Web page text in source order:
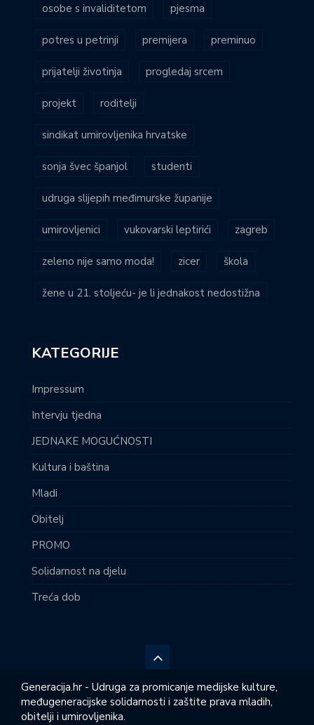
osobe s invaliditetom pjesma
potres u petrinji premijera preminuo
prijatelji životinja progledaj srcem
projekt roditelji
sindikat umirovljenika hrvatske
sonja švec španjol studenti
udruga slijepih međimurske županije
umirovljenici vukovarski leptirići zagreb
zeleno nije samo moda! zicer škola
žene u 21. stoljeću- je li jednakost nedostižna
KATEGORIJE
Impressum
Intervju tjedna
JEDNAKE MOGUĆNOSTI
Kultura i baština
Mladi
Obitelj
PROMO
Solidarnost na djelu
Treća dob
Generacija.hr - Udruga za promicanje medijske kulture,
međugeneracijske solidarnosti i zaštite prava mladih,
obitelji i umirovljenika.